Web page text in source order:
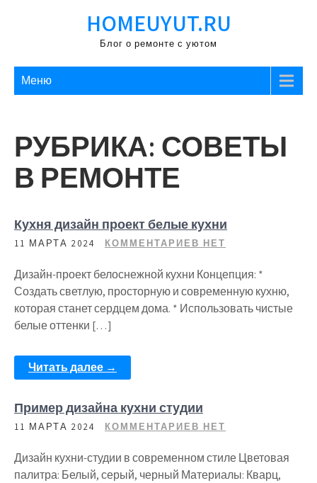
HOMEUYUT.RU
Блог о ремонте с уютом
Меню
РУБРИКА: СОВЕТЫ
В РЕМОНТЕ
Кухня дизайн проект белые кухни
11 МАРТА 2024 КОММЕНТАРИЕВ НЕТ
Дизайн-проект белоснежной кухни Концепция: *
Создать светлую, просторную и современную кухню,
которая станет сердцем дома. * Использовать чистые
белые оттенки […]
Читать далее →
Пример дизайна кухни студии
11 МАРТА 2024 КОММЕНТАРИЕВ НЕТ
Дизайн кухни-студии в современном стиле Цветовая
палитра: Белый, серый, черный Материалы: Кварц,